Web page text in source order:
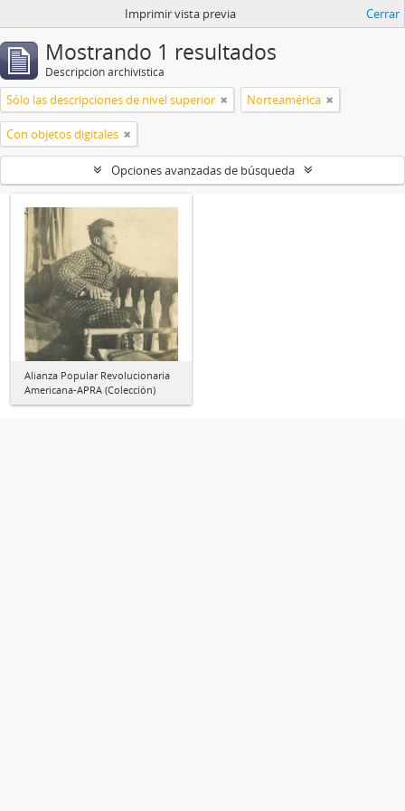
Imprimir vista previa Cerrar
Mostrando 1 resultados
Descripción archivística
Sólo las descripciones de nivel superior Norteamérica
Con objetos digitales
Opciones avanzadas de búsqueda
Alianza Popular Revolucionaria
Americana-APRA (Colección)